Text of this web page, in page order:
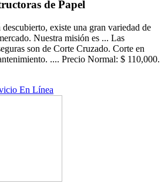
de Papel
existe una gran variedad de
Nuestra misión es ... Las
son de Corte Cruzado. Corte en
.... Precio Normal: $ 110,000.
En Línea